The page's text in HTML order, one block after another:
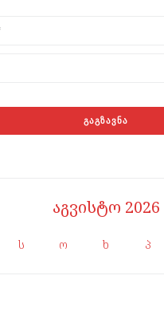
აგვისტო 2026
ს ო ხ პ